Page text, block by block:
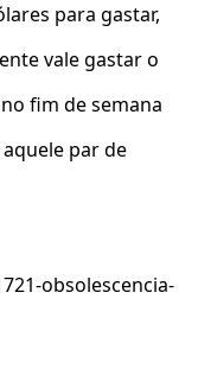
para gastar,
vale gastar o
fim de semana
par de
obsolescencia-